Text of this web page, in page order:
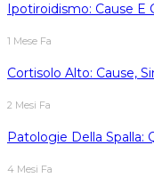
Ipotiroidismo: Cause E
1 Mese Fa
Cortisolo Alto: Cause,
2 Mesi Fa
Patologie Della Spalla:
4 Mesi Fa